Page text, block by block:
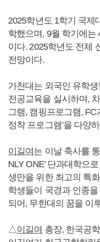
2025학년도 1학기 국제
학했으며, 9월 학기에는
이다. 2025학년도 전체
전망이다.
가천대는 외국인 유학
전공교육을 실시하며,
그램, 캠핑프로그램, FC
정착 프로그램’을 다양
이길여 는 이날 축사를
NLY ONE’ 단과대학으
생만을 위한 최고의 특
학생들이 국경과 인종
되어, 무한대의 꿈을 이
△이길여 총장, 한국공